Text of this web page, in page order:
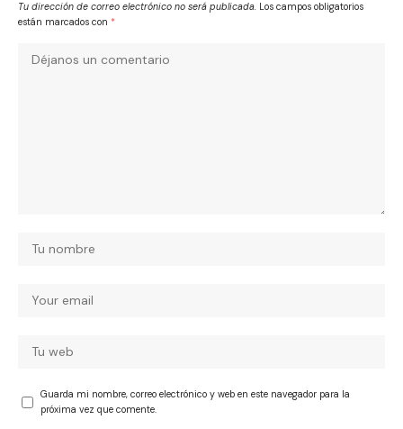
Tu dirección de correo electrónico no será publicada. Los campos obligatorios
están marcados con *
Guarda mi nombre, correo electrónico y web en este navegador para la
próxima vez que comente.